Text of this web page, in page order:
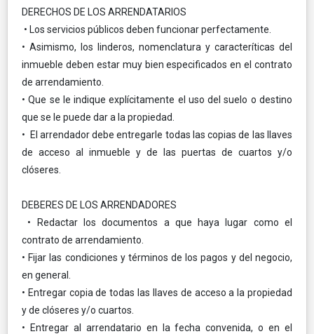
DERECHOS DE LOS ARRENDATARIOS
• Los servicios públicos deben funcionar perfectamente.
• Asimismo, los linderos, nomenclatura y caracteríticas del
inmueble deben estar muy bien especificados en el contrato
de arrendamiento.
• Que se le indique explícitamente el uso del suelo o destino
que se le puede dar a la propiedad.
• El arrendador debe entregarle todas las copias de las llaves
de acceso al inmueble y de las puertas de cuartos y/o
clóseres.
DEBERES DE LOS ARRENDADORES
• Redactar los documentos a que haya lugar como el
contrato de arrendamiento.
• Fijar las condiciones y términos de los pagos y del negocio,
en general.
• Entregar copia de todas las llaves de acceso a la propiedad
y de clóseres y/o cuartos.
• Entregar al arrendatario en la fecha convenida, o en el